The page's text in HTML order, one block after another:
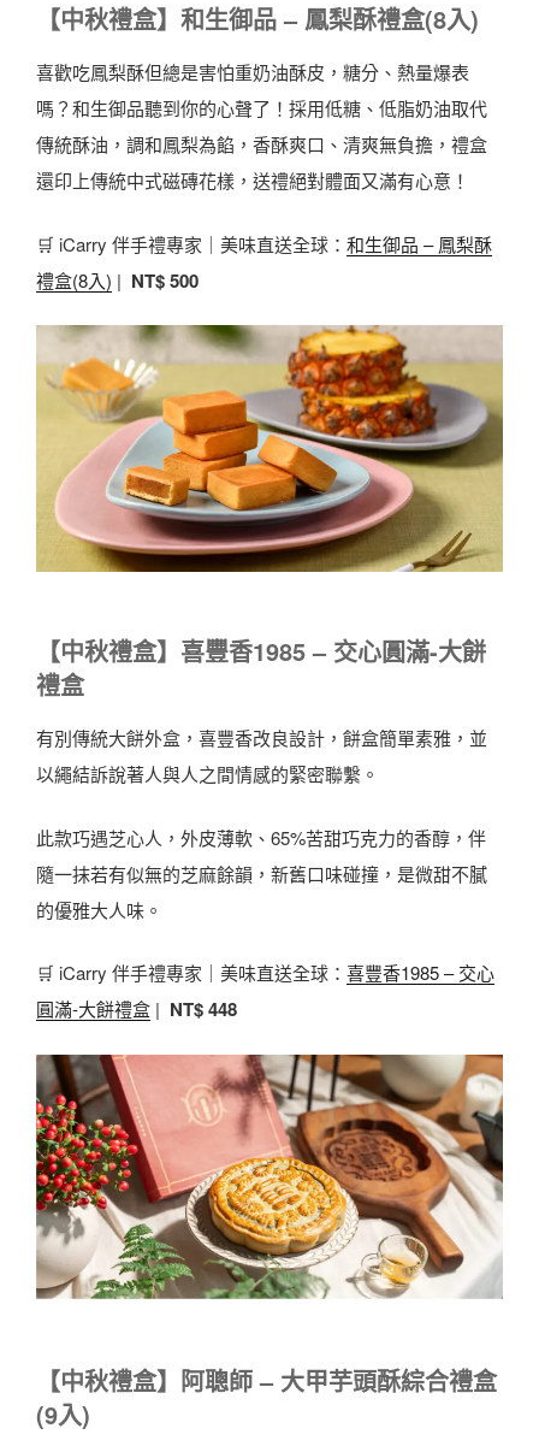
【中秋禮盒】和生御品 – 鳳梨酥禮盒(8入)
喜歡吃鳳梨酥但總是害怕重奶油酥皮，糖分、熱量爆表
嗎？和生御品聽到你的心聲了！採用低糖、低脂奶油取代
傳統酥油，調和鳳梨為餡，香酥爽口、清爽無負擔，禮盒
還印上傳統中式磁磚花樣，送禮絕對體面又滿有心意！
🛒 iCarry 伴手禮專家｜美味直送全球： 和生御品 – 鳳梨酥
禮盒(8入) | NT$ 500
【中秋禮盒】喜豐香1985 – 交心圓滿-大餅
禮盒
有別傳統大餅外盒，喜豐香改良設計，餅盒簡單素雅，並
以繩結訴說著人與人之間情感的緊密聯繫。
此款巧遇芝心人，外皮薄軟、65%苦甜巧克力的香醇，伴
隨一抹若有似無的芝麻餘韻，新舊口味碰撞，是微甜不膩
的優雅大人味。
🛒 iCarry 伴手禮專家｜美味直送全球： 喜豐香1985 – 交心
圓滿-大餅禮盒 | NT$ 448
【中秋禮盒】阿聰師 – 大甲芋頭酥綜合禮盒
(9入)